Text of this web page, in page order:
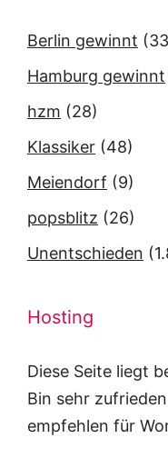
Berlin gewinnt
Hamburg gewinnt
hzm (28)
Klassiker (48)
Meiendorf (9)
popsblitz (26)
Unentschieden
Hosting
Diese Seite liegt
Bin sehr
empfehlen für